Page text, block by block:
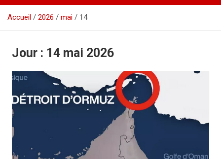
o
t
Accueil 2026 mai 14
Jour : 14 mai 2026